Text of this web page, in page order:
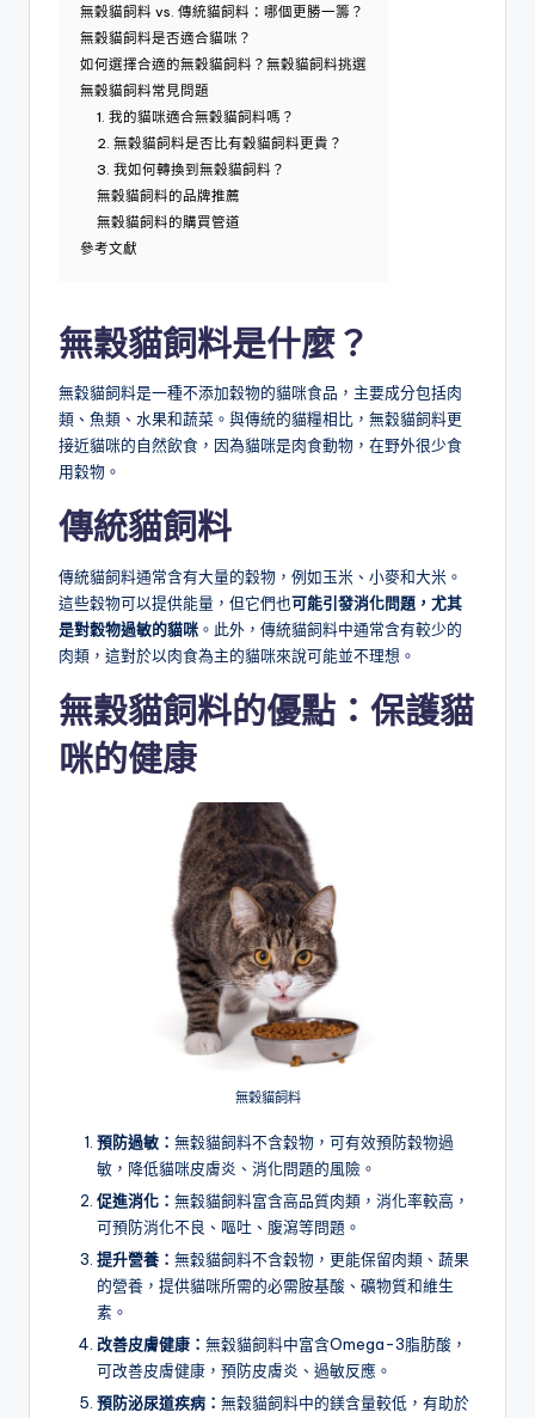
無穀貓飼料 vs. 傳統貓飼料：哪個更勝一籌？
無穀貓飼料是否適合貓咪？
如何選擇合適的無穀貓飼料？無穀貓飼料挑選
無穀貓飼料常見問題
1. 我的貓咪適合無穀貓飼料嗎？
2. 無穀貓飼料是否比有穀貓飼料更貴？
3. 我如何轉換到無穀貓飼料？
無穀貓飼料的品牌推薦
無穀貓飼料的購買管道
參考文獻
無穀貓飼料是什麼？
無穀貓飼料是一種不添加穀物的貓咪食品，主要成分包括肉
類、魚類、水果和蔬菜。與傳統的貓糧相比，無穀貓飼料更
接近貓咪的自然飲食，因為貓咪是肉食動物，在野外很少食
用穀物。
傳統貓飼料
傳統貓飼料通常含有大量的穀物，例如玉米、小麥和大米。
這些穀物可以提供能量，但它們也可能引發消化問題，尤其
是對穀物過敏的貓咪 。此外，傳統貓飼料中通常含有較少的
肉類，這對於以肉食為主的貓咪來說可能並不理想。
無穀貓飼料的優點：保護貓
咪的健康
無穀貓飼料
預防過敏： 無穀貓飼料不含穀物，可有效預防穀物過
敏，降低貓咪皮膚炎、消化問題的風險。
促進消化： 無穀貓飼料富含高品質肉類，消化率較高，
可預防消化不良、嘔吐、腹瀉等問題。
提升營養： 無穀貓飼料不含穀物，更能保留肉類、蔬果
的營養，提供貓咪所需的必需胺基酸、礦物質和維生
素。
改善皮膚健康： 無穀貓飼料中富含Omega-3脂肪酸，
可改善皮膚健康，預防皮膚炎、過敏反應。
預防泌尿道疾病： 無穀貓飼料中的鎂含量較低，有助於